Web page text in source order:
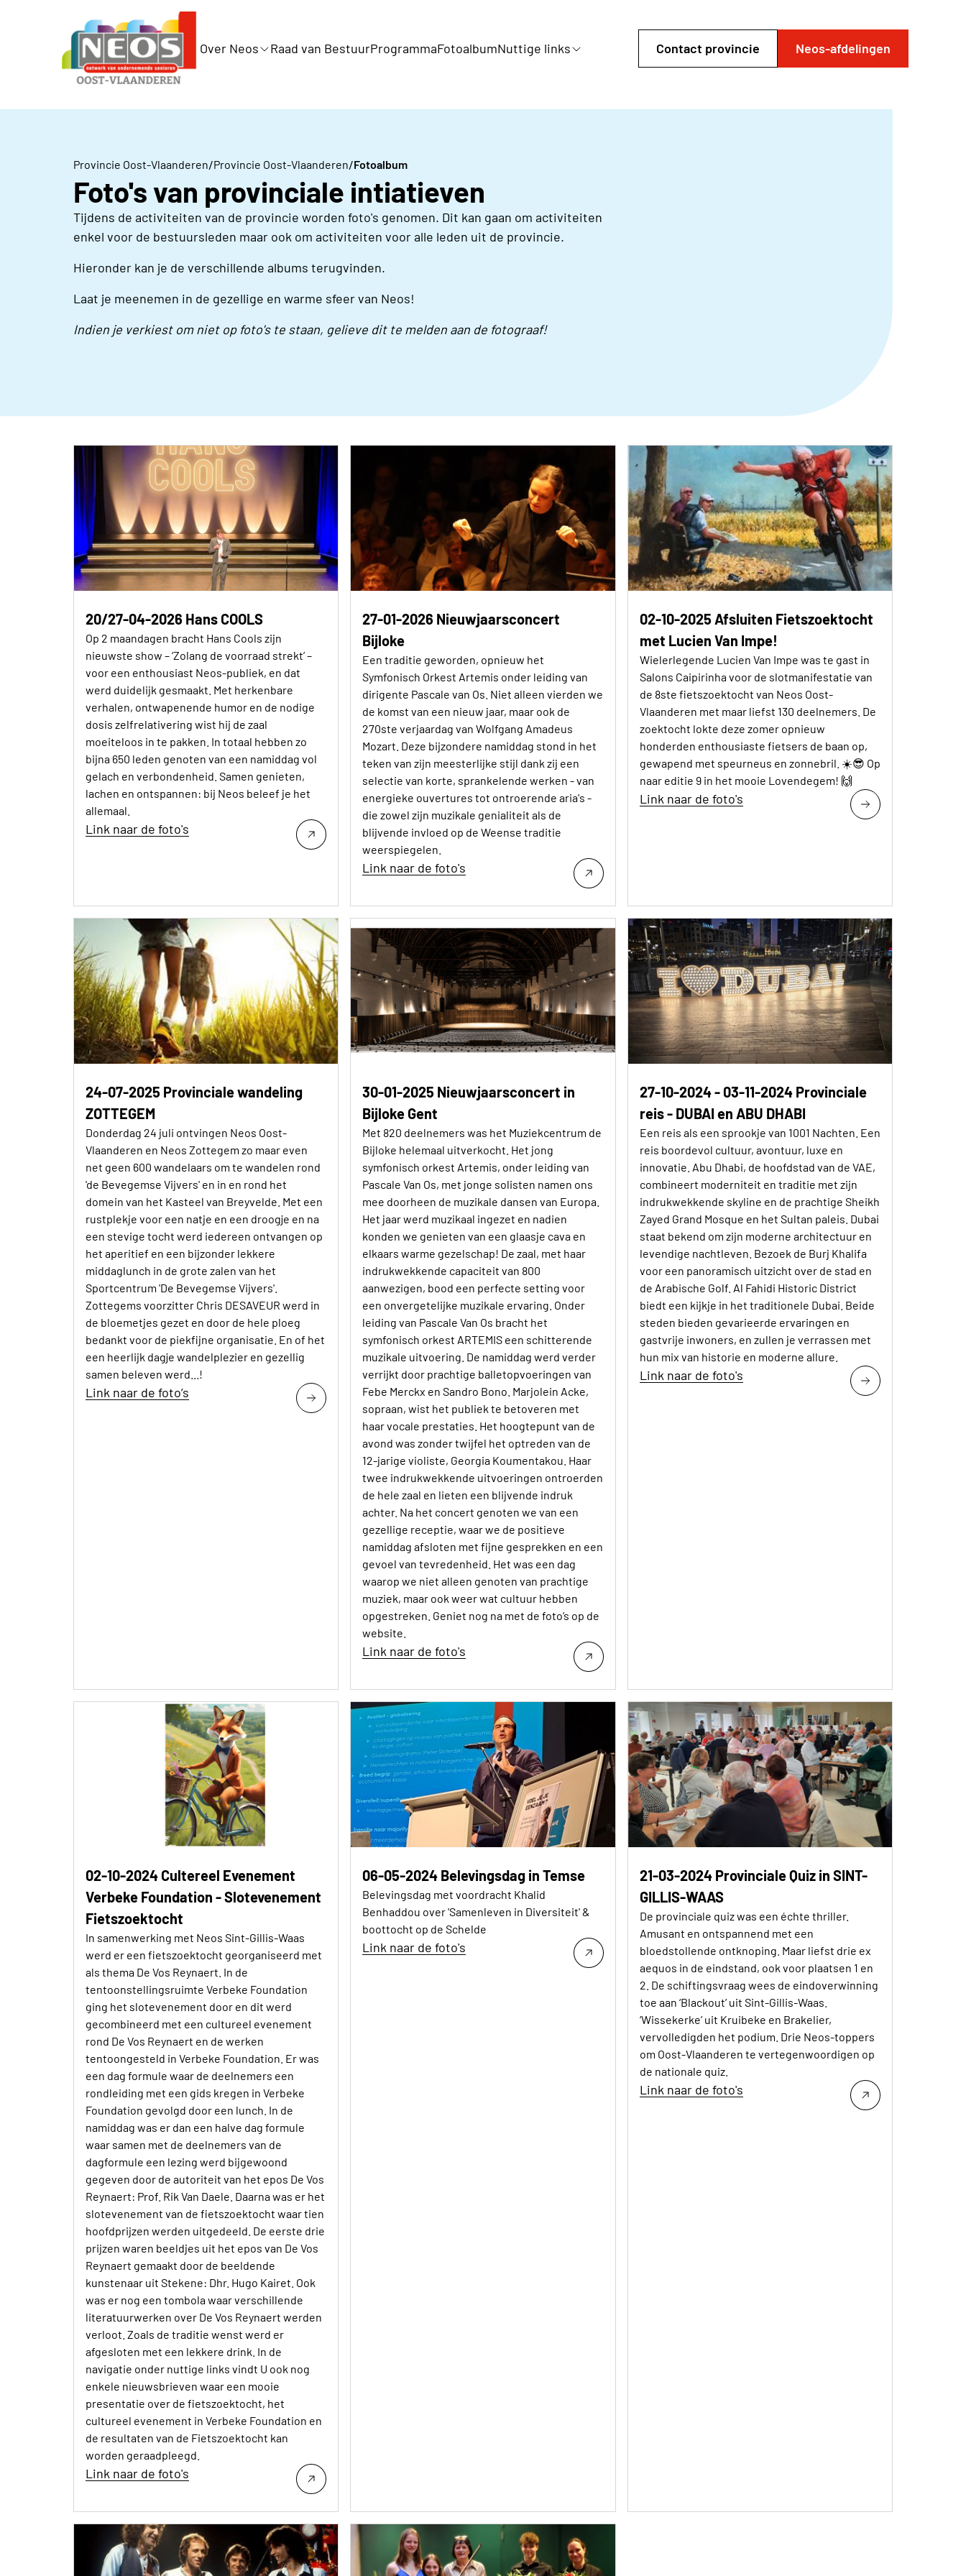
Over Neos Raad van BestuurProgrammaFotoalbumNuttige links Contact provincie Neos-afdelingen
Provincie Oost-Vlaanderen/Provincie Oost-Vlaanderen/Fotoalbum
Foto's van provinciale intiatieven
Tijdens de activiteiten van de provincie worden foto's genomen. Dit kan gaan om activiteiten
enkel voor de bestuursleden maar ook om activiteiten voor alle leden uit de provincie.
Hieronder kan je de verschillende albums terugvinden.
Laat je meenemen in de gezellige en warme sfeer van Neos!
Indien je verkiest om niet op foto's te staan, gelieve dit te melden aan de fotograaf!
20/27-04-2026 Hans COOLS
Op 2 maandagen bracht Hans Cools zijn
nieuwste show – ‘Zolang de voorraad strekt’ –
voor een enthousiast Neos-publiek, en dat
werd duidelijk gesmaakt. Met herkenbare
verhalen, ontwapenende humor en de nodige
dosis zelfrelativering wist hij de zaal
moeiteloos in te pakken. In totaal hebben zo
bijna 650 leden genoten van een namiddag vol
gelach en verbondenheid. Samen genieten,
lachen en ontspannen: bij Neos beleef je het
allemaal.
Link naar de foto's
27-01-2026 Nieuwjaarsconcert
Bijloke
Een traditie geworden, opnieuw het
Symfonisch Orkest Artemis onder leiding van
dirigente Pascale van Os. Niet alleen vierden we
de komst van een nieuw jaar, maar ook de
270ste verjaardag van Wolfgang Amadeus
Mozart. Deze bijzondere namiddag stond in het
teken van zijn meesterlijke stijl dank zij een
selectie van korte, sprankelende werken - van
energieke ouvertures tot ontroerende aria's -
die zowel zijn muzikale genialiteit als de
blijvende invloed op de Weense traditie
weerspiegelen.
Link naar de foto's
02-10-2025 Afsluiten Fietszoektocht
met Lucien Van Impe!
Wielerlegende Lucien Van Impe was te gast in
Salons Caipirinha voor de slotmanifestatie van
de 8ste fietszoektocht van Neos Oost-
Vlaanderen met maar liefst 130 deelnemers. De
zoektocht lokte deze zomer opnieuw
honderden enthousiaste fietsers de baan op,
gewapend met speurneus en zonnebril. ☀️😎 Op
naar editie 9 in het mooie Lovendegem! 🙌
Link naar de foto's
24-07-2025 Provinciale wandeling
ZOTTEGEM
Donderdag 24 juli ontvingen Neos Oost-
Vlaanderen en Neos Zottegem zo maar even
net geen 600 wandelaars om te wandelen rond
'de Bevegemse Vijvers' en in en rond het
domein van het Kasteel van Breyvelde. Met een
rustplekje voor een natje en een droogje en na
een stevige tocht werd iedereen ontvangen op
het aperitief en een bijzonder lekkere
middaglunch in de grote zalen van het
Sportcentrum 'De Bevegemse Vijvers'.
Zottegems voorzitter Chris DESAVEUR werd in
de bloemetjes gezet en door de hele ploeg
bedankt voor de piekfijne organisatie. En of het
een heerlijk dagje wandelplezier en gezellig
samen beleven werd...!
Link naar de foto’s
30-01-2025 Nieuwjaarsconcert in
Bijloke Gent
Met 820 deelnemers was het Muziekcentrum de
Bijloke helemaal uitverkocht. Het jong
symfonisch orkest Artemis, onder leiding van
Pascale Van Os, met jonge solisten namen ons
mee doorheen de muzikale dansen van Europa.
Het jaar werd muzikaal ingezet en nadien
konden we genieten van een glaasje cava en
elkaars warme gezelschap! De zaal, met haar
indrukwekkende capaciteit van 800
aanwezigen, bood een perfecte setting voor
een onvergetelijke muzikale ervaring. Onder
leiding van Pascale Van Os bracht het
symfonisch orkest ARTEMIS een schitterende
muzikale uitvoering. De namiddag werd verder
verrijkt door prachtige balletopvoeringen van
Febe Merckx en Sandro Bono. Marjolein Acke,
sopraan, wist het publiek te betoveren met
haar vocale prestaties. Het hoogtepunt van de
avond was zonder twijfel het optreden van de
12-jarige violiste, Georgia Koumentakou. Haar
twee indrukwekkende uitvoeringen ontroerden
de hele zaal en lieten een blijvende indruk
achter. Na het concert genoten we van een
gezellige receptie, waar we de positieve
namiddag afsloten met fijne gesprekken en een
gevoel van tevredenheid. Het was een dag
waarop we niet alleen genoten van prachtige
muziek, maar ook weer wat cultuur hebben
opgestreken. Geniet nog na met de foto’s op de
website.
Link naar de foto's
27-10-2024 - 03-11-2024 Provinciale
reis - DUBAI en ABU DHABI
Een reis als een sprookje van 1001 Nachten. Een
reis boordevol cultuur, avontuur, luxe en
innovatie. Abu Dhabi, de hoofdstad van de VAE,
combineert moderniteit en traditie met zijn
indrukwekkende skyline en de prachtige Sheikh
Zayed Grand Mosque en het Sultan paleis. Dubai
staat bekend om zijn moderne architectuur en
levendige nachtleven. Bezoek de Burj Khalifa
voor een panoramisch uitzicht over de stad en
de Arabische Golf. Al Fahidi Historic District
biedt een kijkje in het traditionele Dubai. Beide
steden bieden gevarieerde ervaringen en
gastvrije inwoners, en zullen je verrassen met
hun mix van historie en moderne allure.
Link naar de foto's
02-10-2024 Cultereel Evenement
Verbeke Foundation - Slotevenement
Fietszoektocht
In samenwerking met Neos Sint-Gillis-Waas
werd er een fietszoektocht georganiseerd met
als thema De Vos Reynaert. In de
tentoonstellingsruimte Verbeke Foundation
ging het slotevenement door en dit werd
gecombineerd met een cultureel evenement
rond De Vos Reynaert en de werken
tentoongesteld in Verbeke Foundation. Er was
een dag formule waar de deelnemers een
rondleiding met een gids kregen in Verbeke
Foundation gevolgd door een lunch. In de
namiddag was er dan een halve dag formule
waar samen met de deelnemers van de
dagformule een lezing werd bijgewoond
gegeven door de autoriteit van het epos De Vos
Reynaert: Prof. Rik Van Daele. Daarna was er het
slotevenement van de fietszoektocht waar tien
hoofdprijzen werden uitgedeeld. De eerste drie
prijzen waren beeldjes uit het epos van De Vos
Reynaert gemaakt door de beeldende
kunstenaar uit Stekene: Dhr. Hugo Kairet. Ook
was er nog een tombola waar verschillende
literatuurwerken over De Vos Reynaert werden
verloot. Zoals de traditie wenst werd er
afgesloten met een lekkere drink. In de
navigatie onder nuttige links vindt U ook nog
enkele nieuwsbrieven waar een mooie
presentatie over de fietszoektocht, het
cultureel evenement in Verbeke Foundation en
de resultaten van de Fietszoektocht kan
worden geraadpleegd.
Link naar de foto's
06-05-2024 Belevingsdag in Temse
Belevingsdag met voordracht Khalid
Benhaddou over 'Samenleven in Diversiteit' &
boottocht op de Schelde
Link naar de foto's
21-03-2024 Provinciale Quiz in SINT-
GILLIS-WAAS
De provinciale quiz was een échte thriller.
Amusant en ontspannend met een
bloedstollende ontknoping. Maar liefst drie ex
aequos in de eindstand, ook voor plaatsen 1 en
2. De schiftingsvraag wees de eindoverwinning
toe aan ‘Blackout’ uit Sint-Gillis-Waas.
‘Wissekerke’ uit Kruibeke en Brakelier,
vervolledigden het podium. Drie Neos-toppers
om Oost-Vlaanderen te vertegenwoordigen op
de nationale quiz.
Link naar de foto's